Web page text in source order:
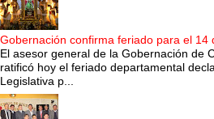
Gobernación confirma feriado para el 14
El asesor general de la Gobernación de
ratificó hoy el feriado departamental
Legislativa p...